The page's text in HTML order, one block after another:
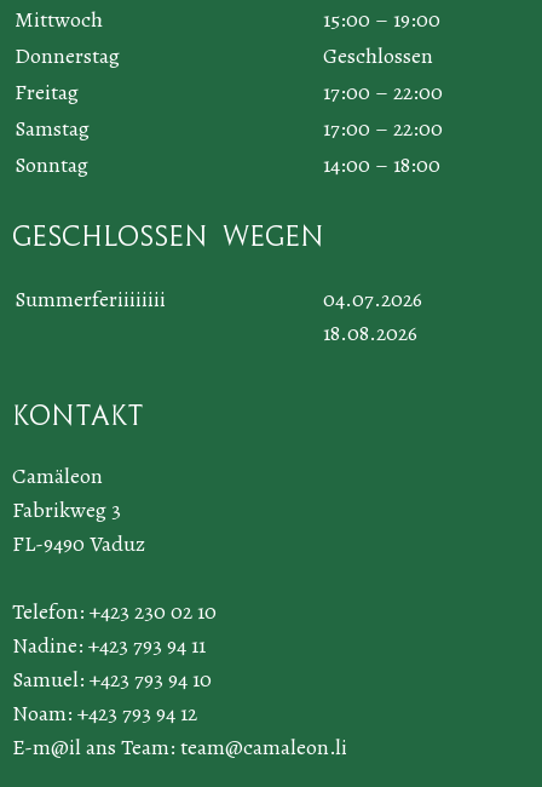
Mittwoch
15:00 – 19:00
Donnerstag
Geschlossen
Freitag
17:00 – 22:00
Samstag
17:00 – 22:00
Sonntag
14:00 – 18:00
Geschlossen wegen
Summerferiiiiiiii
04.07.2026
18.08.2026
Kontakt
Camäleon
Fabrikweg 3
FL-9490 Vaduz
Telefon: +423 230 02 10
Nadine: +423 793 94 11
Samuel: +423 793 94 10
Noam: +423 793 94 12
E-m@il ans Team: team@camaleon.li